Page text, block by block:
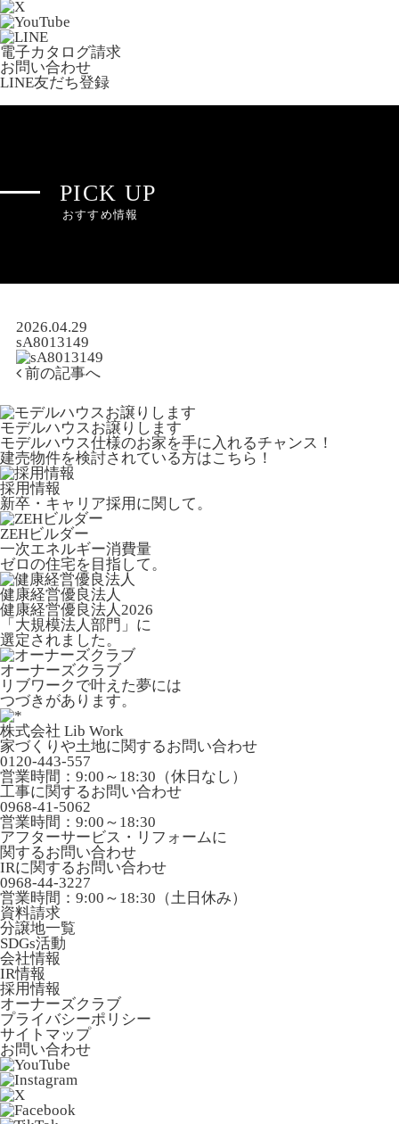
電子カタログ請求
お問い合わせ
LINE友だち登録
PICK UP
おすすめ情報
2026.04.29
sA8013149
前の記事へ
モデルハウスお譲りします
モデルハウス仕様のお家を手に入れるチャンス！
建売物件を検討されている方はこちら！
採用情報
新卒・キャリア採用に関して。
ZEHビルダー
一次エネルギー消費量
ゼロの住宅を目指して。
健康経営優良法人
健康経営優良法人2026
「大規模法人部門」に
選定されました。
オーナーズクラブ
リブワークで叶えた夢には
つづきがあります。
株式会社 Lib Work
家づくりや土地に関するお問い合わせ
0120-443-557
営業時間：9:00～18:30（休日なし）
工事に関するお問い合わせ
0968-41-5062
営業時間：9:00～18:30
アフターサービス・リフォームに
関するお問い合わせ
IRに関するお問い合わせ
0968-44-3227
営業時間：9:00～18:30（土日休み）
資料請求
分譲地一覧
SDGs活動
会社情報
IR情報
採用情報
オーナーズクラブ
プライバシーポリシー
サイトマップ
お問い合わせ